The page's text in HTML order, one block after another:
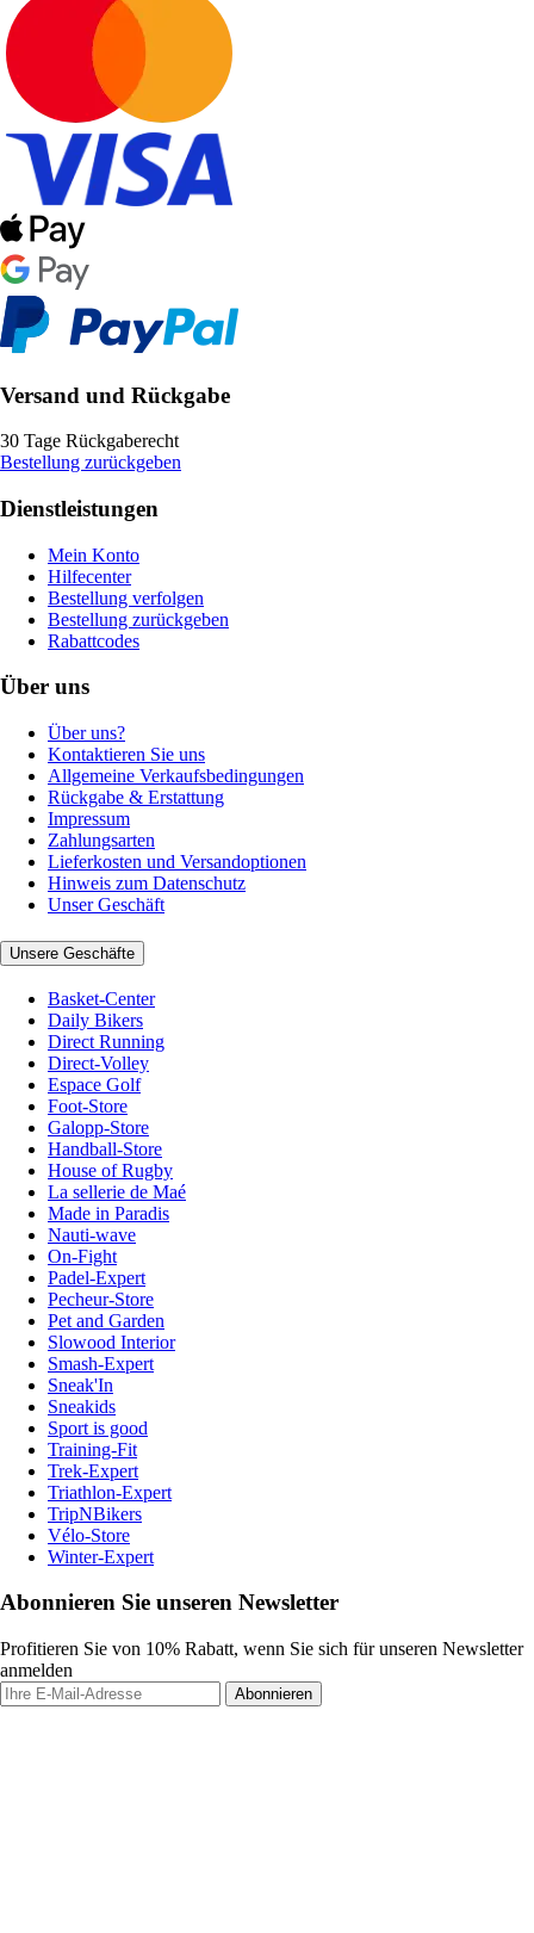
Versand und Rückgabe
30 Tage Rückgaberecht
Bestellung zurückgeben
Dienstleistungen
Mein Konto
Hilfecenter
Bestellung verfolgen
Bestellung zurückgeben
Rabattcodes
Über uns
Über uns?
Kontaktieren Sie uns
Allgemeine Verkaufsbedingungen
Rückgabe & Erstattung
Impressum
Zahlungsarten
Lieferkosten und Versandoptionen
Hinweis zum Datenschutz
Unser Geschäft
Unsere Geschäfte
Basket-Center
Daily Bikers
Direct Running
Direct-Volley
Espace Golf
Foot-Store
Galopp-Store
Handball-Store
House of Rugby
La sellerie de Maé
Made in Paradis
Nauti-wave
On-Fight
Padel-Expert
Pecheur-Store
Pet and Garden
Slowood Interior
Smash-Expert
Sneak'In
Sneakids
Sport is good
Training-Fit
Trek-Expert
Triathlon-Expert
TripNBikers
Vélo-Store
Winter-Expert
Abonnieren Sie unseren Newsletter
Profitieren Sie von 10% Rabatt, wenn Sie sich für unseren Newsletter
anmelden
Abonnieren